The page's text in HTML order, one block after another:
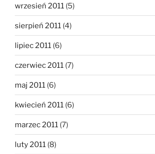
wrzesień 2011 (5)
sierpień 2011 (4)
lipiec 2011 (6)
czerwiec 2011 (7)
maj 2011 (6)
kwiecień 2011 (6)
marzec 2011 (7)
luty 2011 (8)